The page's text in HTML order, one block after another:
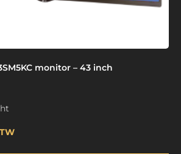
monitor – 43 inch